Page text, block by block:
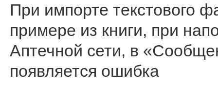
При импорте текстового
примере из книги, при
Аптечной сети, в
появляется ошибка